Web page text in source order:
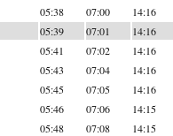
05:38 07:00 14:16
05:39 07:01 14:16
05:41 07:02 14:16
05:43 07:04 14:16
05:45 07:05 14:16
05:46 07:06 14:15
05:48 07:08 14:15